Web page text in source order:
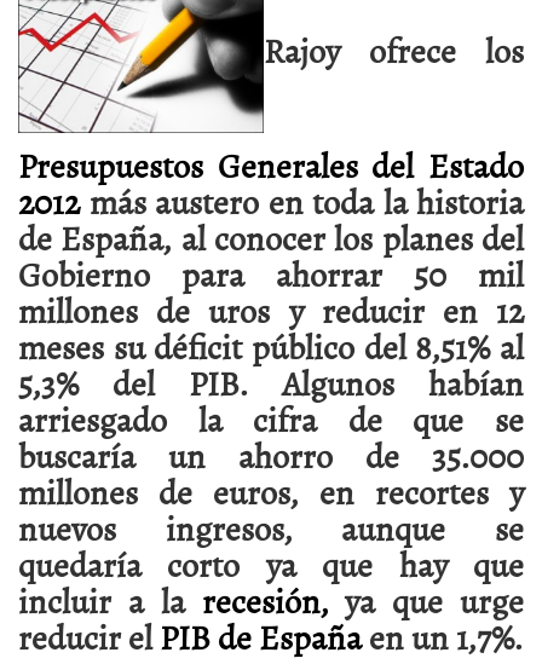
Rajoy ofrece los
Presupuestos Generales del Estado
2012más austero en toda la historia
de España, al conocer los planes del
Gobierno para ahorrar 50 mil
millones de uros y reducir en 12
meses su déficit público del 8,51% al
5,3% del PIB. Algunos habían
arriesgado la cifra de que se
buscaría un ahorro de 35.000
millones de euros, en recortes y
nuevos ingresos, aunque se
quedaría corto ya que hay que
incluir a la recesión,ya que urge
reducir elPIB de Españaen un 1,7%.